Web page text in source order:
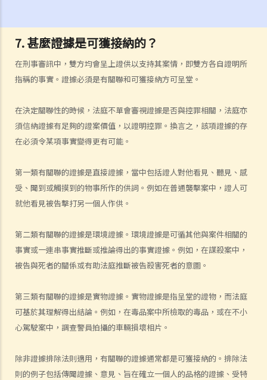
7. 甚麼證據是可獲接納的？
在刑事審訊中，雙方均會呈上證供以支持其案情，即雙方各自證明所
指稱的事實。證據必須是有關聯和可獲接納方可呈堂。
在決定關聯性的時候，法庭不單會審視證據是否與控罪相關，法庭亦
須信納證據有足夠的證案價值，以證明控罪。換言之，該項證據的存
在必須令某項事實變得更有可能。
第一類有關聯的證據是直接證據，當中包括證人對他看見、聽見、感
受、聞到或觸摸到的物事所作的供詞。例如在普通襲擊案中，證人可
就他看見被告擊打另一個人作供。
第二類有關聯的證據是環境證據。環境證據是可循其他與案件相關的
事實或一連串事實推斷或推論得出的事實證據。例如，在謀殺案中，
被告與死者的關係或有助法庭推斷被告殺害死者的意圖。
第三類有關聯的證據是實物證據。實物證據是指呈堂的證物，而法庭
可基於其理解得出結論。例如，在毒品案中所檢取的毒品，或在不小
心駕駛案中，調查警員拍攝的車輛損壞相片。
除非證據排除法則適用，有關聯的證據通常都是可獲接納的。排除法
則的例子包括傳聞證據、意見、旨在確立一個人的品格的證據、受特
a. 供認作為傳聞證據規則的例外情況
b. 供認的可接納性和證據價值
1. 自願性
2. 豁除證據的剩餘酌情權
5. 如果執法人員非法或不正當地取得證據，該如何處理？
a. 違反基本權利所獲得的證據
c. 以「濫用司法程序」為由擱置法律程序
d. 對「警察的不合理搜查和扣押」的制裁
6. 認人程序
a. 列隊認人
1. 在列隊認人及其他認人程序中，我有哪些權利？
2. 列隊認人的程序
b. 庭上辨認
c. 其他目視指認程序
d. 關於指認證據的指示
審判階段